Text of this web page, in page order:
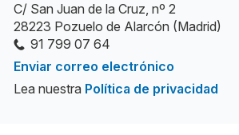
C/ San Juan de la Cruz, nº 2
28223 Pozuelo de Alarcón (Madrid)
91 799 07 64
Enviar correo electrónico
Lea nuestra Política de privacidad